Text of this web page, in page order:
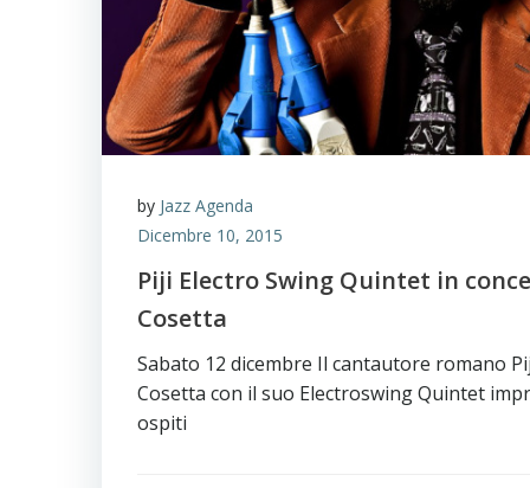
by Jazz Agenda
Dicembre 10, 2015
Piji Electro Swing Quintet in
Cosetta
Sabato 12 dicembre Il cantautore romano
Cosetta con il suo Electroswing Quintet
ospiti